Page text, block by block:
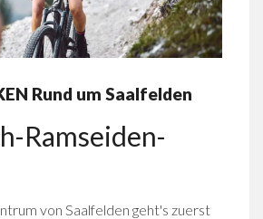
Rund um Saalfelden
Ramseiden-
von Saalfelden geht's zuerst